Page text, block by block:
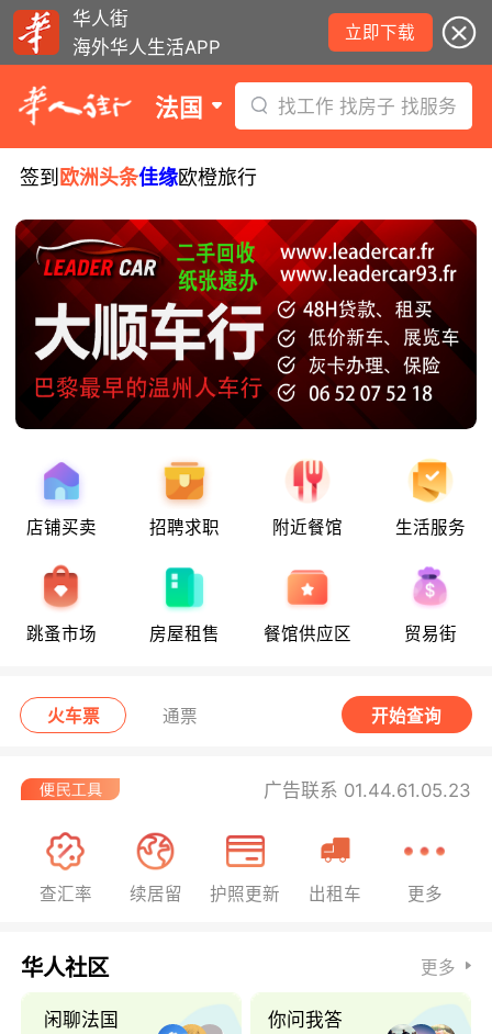
华人街
海外华人生活APP
立即下载
法国 找工作 找房子 找服务
签到 欧洲头条佳缘欧橙旅行
店铺买卖 招聘求职 附近餐馆 生活服务
跳蚤市场 房屋租售 餐馆供应区 贸易街
火车票 通票 开始查询
广告联系 01.44.61.05.23
查汇率 续居留 护照更新 出租车 更多
华人社区 更多
闲聊法国 你问我答